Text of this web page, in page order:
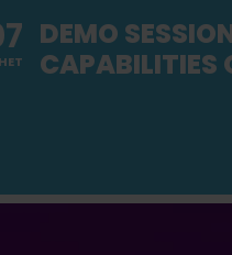
DEMO
CAPABILITIES